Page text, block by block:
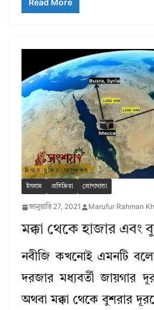
Read More
ইসলাম প্রতিক্রিয়া প্রোপাগান্ডা
জানুয়ারি 27, 2021 Marufur Rahman
মক্কা থেকে হাজার এবং
নবীজি কখনোই এমনটি
দরজার মধ্যবর্তী জায়গার
অথবা মক্কা থেকে বুশরার